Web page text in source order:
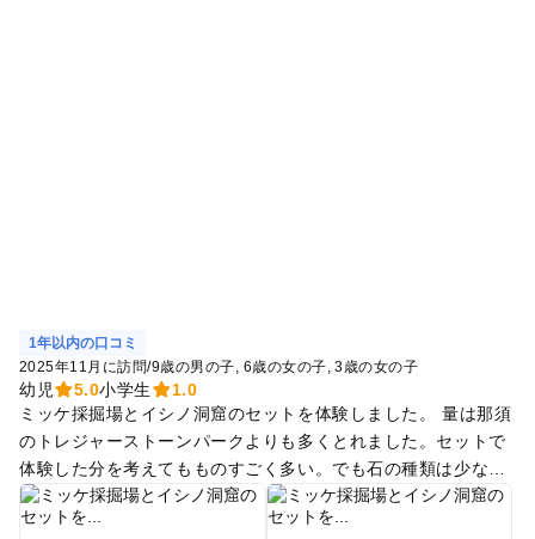
1年以内の口コミ
2025年11月に訪問/9歳の男の子 6歳の女の子 3歳の女の子
幼児 5.0小学生
1.0
ミッケ採掘場とイシノ洞窟のセットを体験しました。 量は那須
のトレジャーストーンパークよりも多くとれました。セットで
体験した分を考えてもものすごく多い。でも石の種類は少ない
です。同じ色の石が多い。写真は大人がとれたものと子どもが
とれたもの。（多い方が大人） イシノ洞窟では化石も取れまし